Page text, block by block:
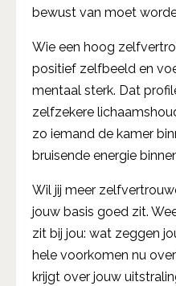
bewust van moet
Wie een hoog
positief zelfbeeld en
mentaal sterk. Dat
zelfzekere
zo iemand de kamer
bruisende energie
Wil jij meer
jouw basis goed zit.
zit bij jou: wat zeggen
hele voorkomen nu
krijgt over jouw